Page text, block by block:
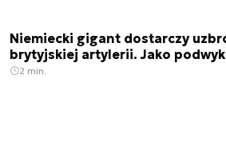
Niemiecki gigant dostarczy
brytyjskiej artylerii. Jako
2 min.